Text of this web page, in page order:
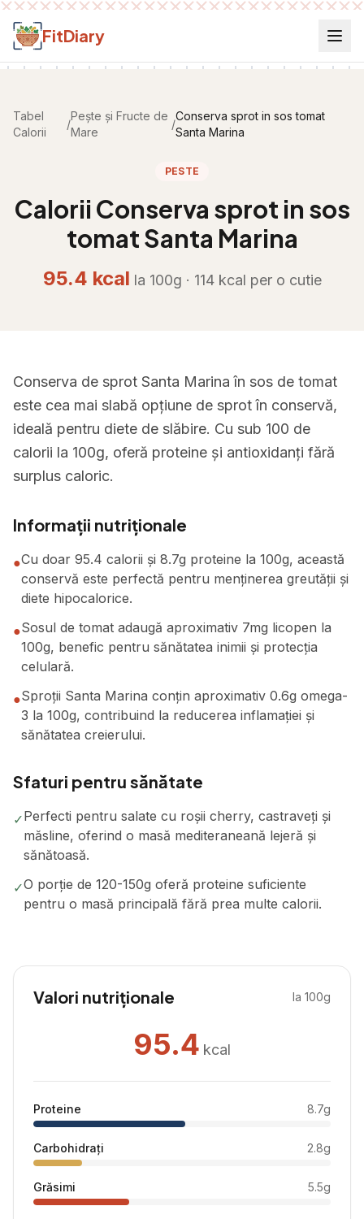
Salt la conținut
FitDiary
Tabel
Calorii
/
Pește și Fructe de
Mare
/
Conserva sprot in sos tomat
Santa Marina
PESTE
Calorii Conserva sprot in sos
tomat Santa Marina
95.4 kcal la 100g · 114kcal per o cutie
Conserva de sprot Santa Marina în sos de tomat
este cea mai slabă opțiune de sprot în conservă,
ideală pentru diete de slăbire. Cu sub 100 de
calorii la 100g, oferă proteine și antioxidanți fără
surplus caloric.
Informații nutriționale
●Cu doar 95.4 calorii și 8.7g proteine la 100g, această
conservă este perfectă pentru menținerea greutății și
diete hipocalorice.
●Sosul de tomat adaugă aproximativ 7mg licopen la
100g, benefic pentru sănătatea inimii și protecția
celulară.
●Sproții Santa Marina conțin aproximativ 0.6g omega-
3 la 100g, contribuind la reducerea inflamației și
sănătatea creierului.
Sfaturi pentru sănătate
✓Perfecti pentru salate cu roșii cherry, castraveți și
măsline, oferind o masă mediteraneană lejeră și
sănătoasă.
✓O porție de 120-150g oferă proteine suficiente
pentru o masă principală fără prea multe calorii.
Valori nutriționale la 100g
95.4 kcal
Proteine 8.7g
Carbohidrați 2.8g
Grăsimi 5.5g